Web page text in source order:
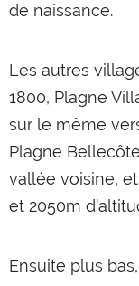
de naissance.
Les autres
1800, Plagne
sur le même
Plagne
vallée voisine,
et 2050m
Ensuite plus